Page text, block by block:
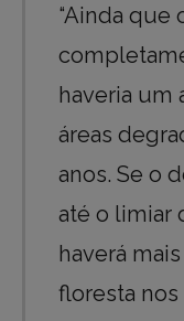
“Ainda que
haveria um
áreas
anos. Se o
até o limiar
haverá
floresta nos